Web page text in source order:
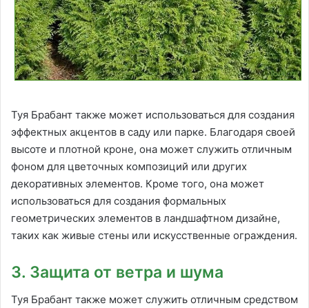
Туя Брабант также может использоваться для создания
эффектных акцентов в саду или парке. Благодаря своей
высоте и плотной кроне, она может служить отличным
фоном для цветочных композиций или других
декоративных элементов. Кроме того, она может
использоваться для создания формальных
геометрических элементов в ландшафтном дизайне,
таких как живые стены или искусственные ограждения.
3. Защита от ветра и шума
Туя Брабант также может служить отличным средством